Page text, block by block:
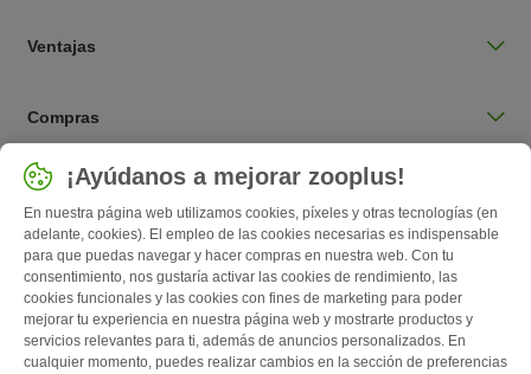
Ventajas
Compras
Seleccionar país
España / ES
Follow zooplus
¡Ayúdanos a mejorar zooplus!
En nuestra página web utilizamos cookies, píxeles y otras tecnologías (en
adelante, cookies). El empleo de las cookies necesarias es indispensable
para que puedas navegar y hacer compras en nuestra web. Con tu
consentimiento, nos gustaría activar las cookies de rendimiento, las
cookies funcionales y las cookies con fines de marketing para poder
mejorar tu experiencia en nuestra página web y mostrarte productos y
servicios relevantes para ti, además de anuncios personalizados. En
cualquier momento, puedes realizar cambios en la sección de preferencias